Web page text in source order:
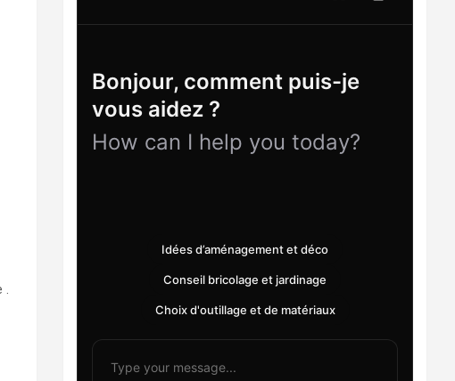
.
Bonjour, comment puis-je
vous aidez ?
How can I help you today?
Idées d’aménagement et déco
Conseil bricolage et jardinage
Choix d'outillage et de matériaux